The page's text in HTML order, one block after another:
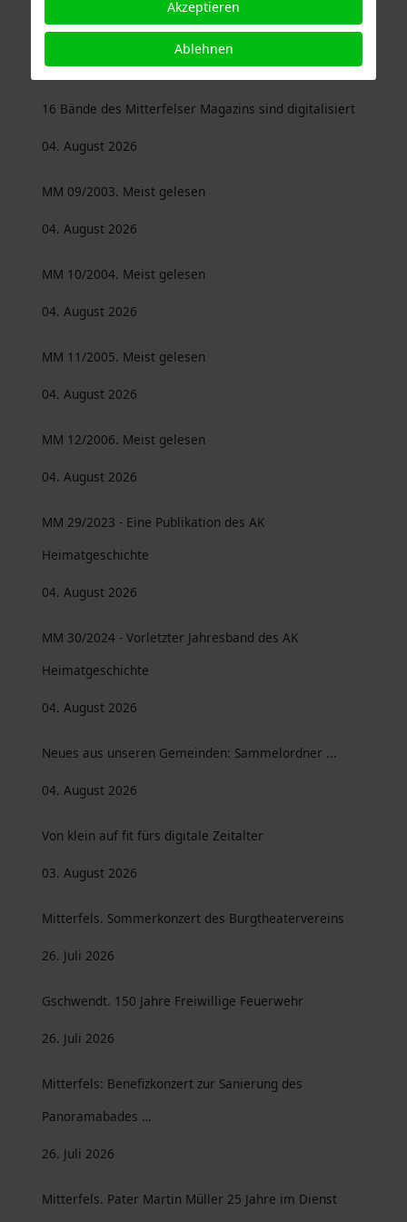
Autoren …
04. August 2026
16 Bände des Mitterfelser Magazins sind digitalisiert
04. August 2026
MM 09/2003. Meist gelesen
04. August 2026
MM 10/2004. Meist gelesen
04. August 2026
MM 11/2005. Meist gelesen
04. August 2026
MM 12/2006. Meist gelesen
04. August 2026
MM 29/2023 - Eine Publikation des AK
Heimatgeschichte
04. August 2026
MM 30/2024 - Vorletzter Jahresband des AK
Heimatgeschichte
04. August 2026
Neues aus unseren Gemeinden: Sammelordner ...
04. August 2026
Von klein auf fit fürs digitale Zeitalter
03. August 2026
Mitterfels. Sommerkonzert des Burgtheatervereins
26. Juli 2026
Gschwendt. 150 Jahre Freiwillige Feuerwehr
26. Juli 2026
Mitterfels: Benefizkonzert zur Sanierung des
Panoramabades …
26. Juli 2026
Mitterfels. Pater Martin Müller 25 Jahre im Dienst
Akzeptieren
Ablehnen